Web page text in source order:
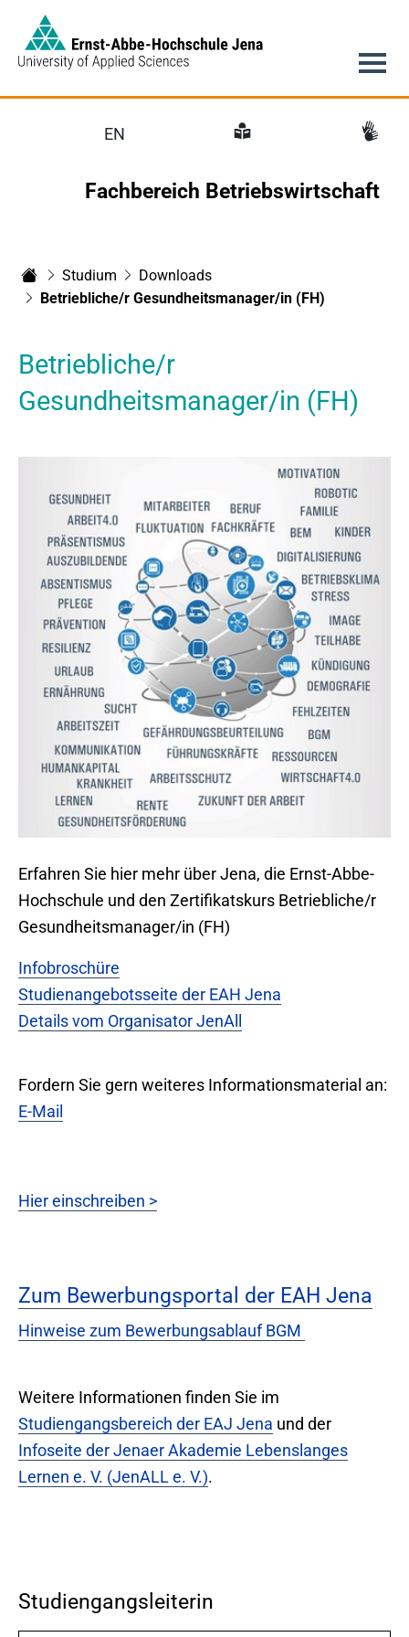
EN
Fachbereich Betriebswirtschaft
Fachbereich Betriebswirtschaft
Studium
Downloads
Betriebliche/r Gesundheitsmanager/in (FH)
Betriebliche/r
Gesundheitsmanager/in (FH)
Erfahren Sie hier mehr über Jena, die Ernst-Abbe-
Hochschule und den Zertifikatskurs Betriebliche/r
Gesundheitsmanager/in (FH)
Infobroschüre
Studienangebotsseite der EAH Jena
Details vom Organisator JenAll
Fordern Sie gern weiteres Informationsmaterial an:
E-Mail
Hier einschreiben >
Zum Bewerbungsportal der EAH Jena
Hinweise zum Bewerbungsablauf BGM
Weitere Informationen finden Sie im
Studiengangsbereich der EAJ Jena und der
Infoseite der Jenaer Akademie Lebenslanges
Lernen e. V. (JenALL e. V.).
Studiengangsleiterin